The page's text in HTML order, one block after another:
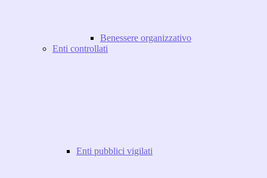
Benessere organizzativo
Enti controllati
Enti pubblici vigilati